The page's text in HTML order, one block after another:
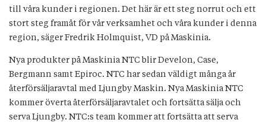
till våra kunder i regionen. Det här är ett steg norrut och ett
stort steg framåt för vår verksamhet och våra kunder i denna
region, säger Fredrik Holmquist, VD på Maskinia.
Nya produkter på Maskinia NTC blir Develon, Case,
Bergmann samt Epiroc. NTC har sedan väldigt många år
återförsäljaravtal med Ljungby Maskin. Nya Maskinia NTC
kommer överta återförsäljaravtalet och fortsätta sälja och
serva Ljungby. NTC:s team kommer att fortsätta att serva